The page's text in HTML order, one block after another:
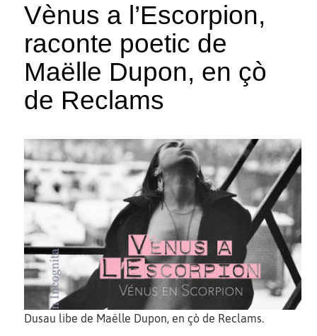
Vènus a l’Escorpion,
raconte poetic de
Maëlle Dupon, en çò
de Reclams
Dusau libe de Maëlle Dupon, en çò de Reclams.